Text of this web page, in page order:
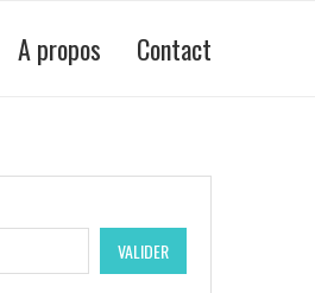
A propos Contact
VALIDER